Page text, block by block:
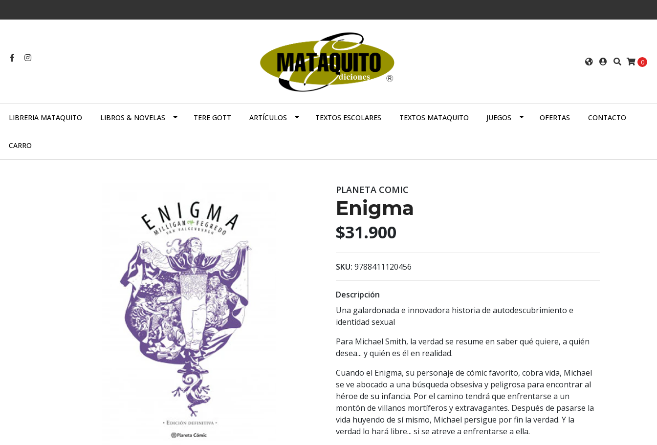
0
LIBRERIA MATAQUITO LIBROS & NOVELAS TERE GOTT ARTÍCULOS TEXTOS ESCOLARES TEXTOS MATAQUITO JUEGOS OFERTAS CONTACTO
CARRO
PLANETA COMIC
Enigma
$31.900
SKU: 9788411120456
Descripción
Una galardonada e innovadora historia de autodescubrimiento e
identidad sexual
Para Michael Smith, la verdad se resume en saber qué quiere, a quién
desea... y quién es él en realidad.
Cuando el Enigma, su personaje de cómic favorito, cobra vida, Michael
se ve abocado a una búsqueda obsesiva y peligrosa para encontrar al
héroe de su infancia. Por el camino tendrá que enfrentarse a un
montón de villanos mortíferos y extravagantes. Después de pasarse la
vida huyendo de sí mismo, Michael persigue por fin la verdad. Y la
verdad lo hará libre... si se atreve a enfrentarse a ella.